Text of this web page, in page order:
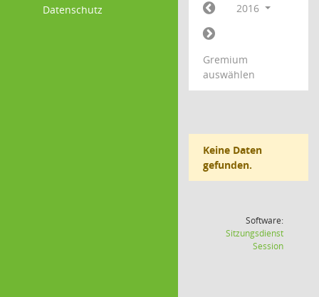
Datenschutz
2016
Gremium
auswählen
Keine Daten
gefunden.
Software:
Sitzungsdienst
Session(Wird in